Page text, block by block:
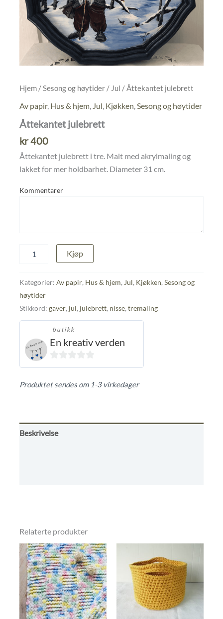
Hjem /Sesong og høytider / Jul / Åttekantet julebrett
Av papir, Hus & hjem Jul Kjøkken Sesong og høytider
Åttekantet julebrett
kr400
Åttekantet julebrett i tre. Malt med akrylmaling og
lakket for mer holdbarhet. Diameter 31 cm.
Kommentarer
julebrett
Kjøp
Kategorier: Av papir, Hus & hjem, Jul, Kjøkken, Sesong og
høytider
Stikkord: gaver, jul, julebrett, nisse, tremaling
butikk
En kreativ verden
0
Produktet sendes om 1-3 virkedager
Beskrivelse
Relaterte produkter